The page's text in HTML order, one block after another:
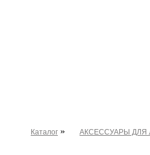
Каталог » АКСЕССУАРЫ ДЛЯ